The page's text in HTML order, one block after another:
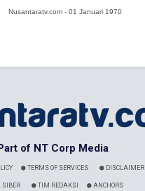
Nusantaratv.com - 01 Januari 1970
Part of NT Corp Media
TERMS OF SERVICES DISCLAIMER
SIBER TIM REDAKSI ANCHORS